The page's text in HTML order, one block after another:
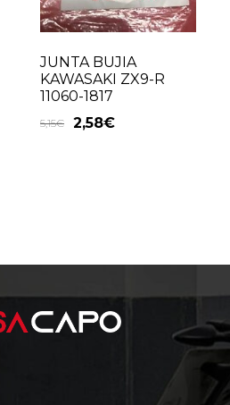
JUNTA BUJIA
KAWASAKI ZX9-R
11060-1817
5,15€ 2,58€